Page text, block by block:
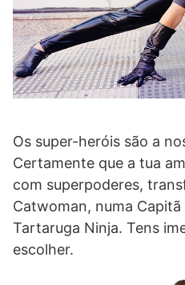
Os super-heróis são a
Certamente que a tua
com superpoderes,
Catwoman, numa
Tartaruga Ninja. Tens
escolher.